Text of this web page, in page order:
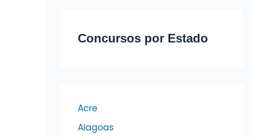
Concursos por Estado
Acre
Alagoas